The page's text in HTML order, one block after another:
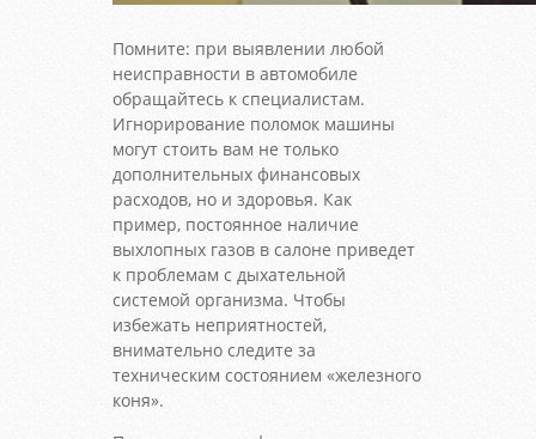
Помните: при выявлении любой
неисправности в автомобиле
обращайтесь к специалистам.
Игнорирование поломок машины
могут стоить вам не только
дополнительных финансовых
расходов, но и здоровья. Как
пример, постоянное наличие
выхлопных газов в салоне приведет
к проблемам с дыхательной
системой организма. Чтобы
избежать неприятностей,
внимательно следите за
техническим состоянием «железного
коня».